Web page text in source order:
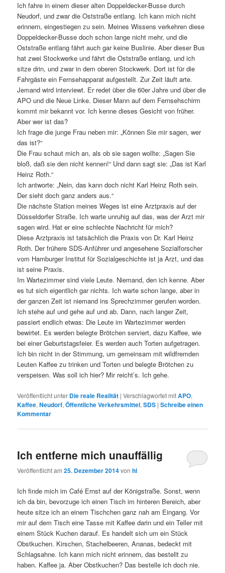
Ich fahre in einem dieser alten Doppeldecker-Busse durch
Neudorf, und zwar die Oststraße entlang. Ich kann mich nicht
erinnern, eingestiegen zu sein. Meines Wissens verkehren diese
Doppeldecker-Busse doch schon lange nicht mehr, und die
Oststraße entlang fährt auch gar keine Buslinie. Aber dieser Bus
hat zwei Stockwerke und fährt die Oststraße entlang, und ich
sitze drin, und zwar in dem oberen Stockwerk. Dort ist für die
Fahrgäste ein Fernsehapparat aufgestellt. Zur Zeit läuft arte.
Jemand wird interviewt. Er redet über die 60er Jahre und über die
APO und die Neue Linke. Dieser Mann auf dem Fernsehschirm
kommt mir bekannt vor. Ich kenne dieses Gesicht von früher.
Aber wer ist das?
Ich frage die junge Frau neben mir: „Können Sie mir sagen, wer
das ist?“
Die Frau schaut mich an, als ob sie sagen wollte: „Sagen Sie
bloß, daß sie den nicht kennen!“ Und dann sagt sie: „Das ist Karl
Heinz Roth.“
Ich antworte: „Nein, das kann doch nicht Karl Heinz Roth sein.
Der sieht doch ganz anders aus.“
Die nächste Station meines Weges ist eine Arztpraxis auf der
Düsseldorfer Straße. Ich warte unruhig auf das, was der Arzt mir
sagen wird. Hat er eine schlechte Nachricht für mich?
Diese Arztpraxis ist tatsächlich die Praxis von Dr. Karl Heinz
Roth. Der frühere SDS-Anführer und angesehene Sozialforscher
vom Hamburger Institut für Sozialgeschichte ist ja Arzt, und das
ist seine Praxis.
Im Wartezimmer sind viele Leute. Niemand, den ich kenne. Aber
es tut sich eigentlich gar nichts. Ich warte schon lange, aber in
der ganzen Zeit ist niemand ins Sprechzimmer gerufen worden.
Ich stehe auf und gehe auf und ab. Dann, nach langer Zeit,
passiert endlich etwas: Die Leute im Wartezimmer werden
bewirtet. Es werden belegte Brötchen serviert, dazu Kaffee, wie
bei einer Geburtstagsfeier. Es werden auch Torten aufgetragen.
Ich bin nicht in der Stimmung, um gemeinsam mit wildfremden
Leuten Kaffee zu trinken und Torten und belegte Brötchen zu
verspeisen. Was soll ich hier? Mir reicht’s. Ich gehe.
Veröffentlicht unter Die reale Realität |Verschlagwortet mitAPO,
Kaffee,Neudorf,Öffentliche Verkehrsmittel,SDS |Schreibe einen
Kommentar
Ich entferne mich unauffällig
Veröffentlicht am25. Dezember 2014vonhl
Ich finde mich im Café Ernst auf der Königstraße. Sonst, wenn
ich da bin, bevorzuge ich einen Tisch im hinteren Bereich, aber
heute sitze ich an einem Tischchen ganz nah am Eingang. Vor
mir auf dem Tisch eine Tasse mit Kaffee darin und ein Teller mit
einem Stück Kuchen darauf. Es handelt sich um ein Stück
Obstkuchen. Kirschen, Stachelbeeren, Ananas, bedeckt mit
Schlagsahne. Ich kann mich nicht erinnern, das bestellt zu
haben. Kaffee ja. Aber Obstkuchen? Das bestelle ich doch nie.